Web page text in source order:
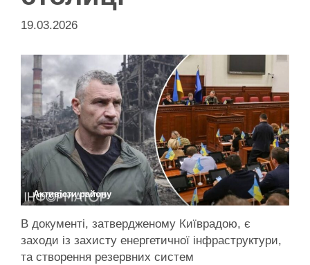
19.03.2026
Активісти району
В документі, затвердженому Київрадою, є
заходи із захисту енергетичної інфраструктури,
та створення резервних систем